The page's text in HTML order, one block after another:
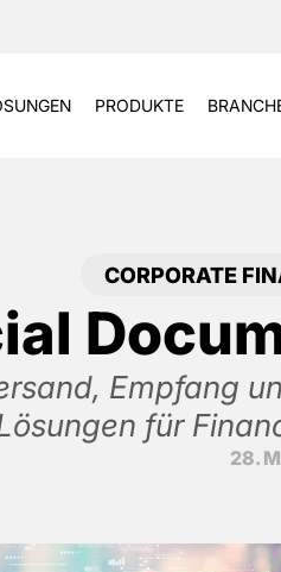
PRODUKTE
CORPORATE
Empfang
für
28.